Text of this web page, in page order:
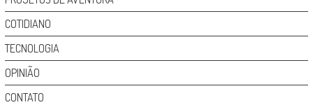
COTIDIANO
TECNOLOGIA
OPINIÃO
CONTATO